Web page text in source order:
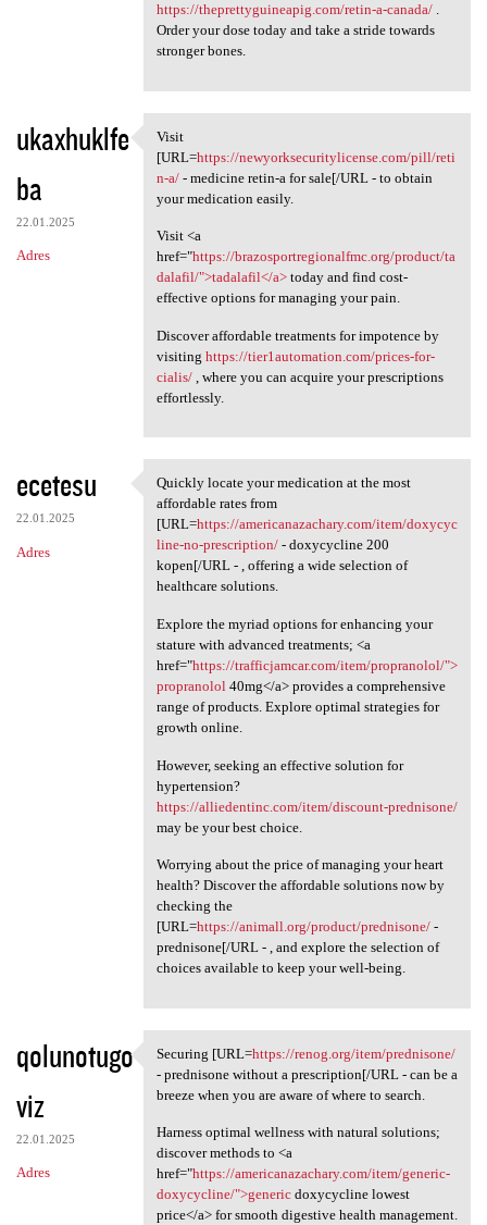
https://theprettyguineapig.com/retin-a-canada/.
Order your dose today and take a stride towards
stronger bones.
ukaxhuklfe
ba
22.01.2025
Adres
Visit [URL=https:/
Visit
[URL=https://newyorksecuritylicense.com/pill/reti
n-a/- medicine retin-a for sale[/URL - to obtain
your medication easily.
Visit <a
href="https://brazosportregionalfmc.org/product/ta
dalafil/">tadalafil</a>today and find cost-
effective options for managing your pain.
Discover affordable treatments for impotence by
visiting https://tier1automation.com/prices-for-
cialis/, where you can acquire your prescriptions
effortlessly.
ecetesu
22.01.2025
Adres
Quickly locate your
Quickly locate your medication at the most
affordable rates from
[URL=https://americanazachary.com/item/doxycyc
line-no-prescription/- doxycycline 200
kopen[/URL - , offering a wide selection of
healthcare solutions.
Explore the myriad options for enhancing your
stature with advanced treatments; <a
href="https://trafficjamcar.com/item/propranolol/">
propranolol 40mg</a> provides a comprehensive
range of products. Explore optimal strategies for
growth online.
However, seeking an effective solution for
hypertension?
https://alliedentinc.com/item/discount-prednisone/
may be your best choice.
Worrying about the price of managing your heart
health? Discover the affordable solutions now by
checking the
[URL=https://animall.org/product/prednisone/-
prednisone[/URL - , and explore the selection of
choices available to keep your well-being.
qolunotugo
viz
22.01.2025
Adres
Securing [URL=https://renog
Securing [URL=https://renog.org/item/prednisone/
- prednisone without a prescription[/URL - can be a
breeze when you are aware of where to search.
Harness optimal wellness with natural solutions;
discover methods to <a
href="https://americanazachary.com/item/generic-
doxycycline/">genericdoxycycline lowest
price</a> for smooth digestive health management.